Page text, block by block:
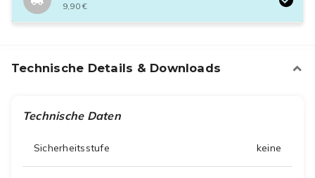
9,90 €
Technische Details & Downloads
Technische Daten
Sicherheitsstufe keine